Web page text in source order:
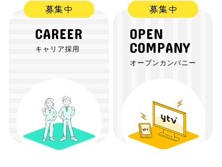
CAREER
キャリア採用
OPEN
COMPANY
オープンカンパニー